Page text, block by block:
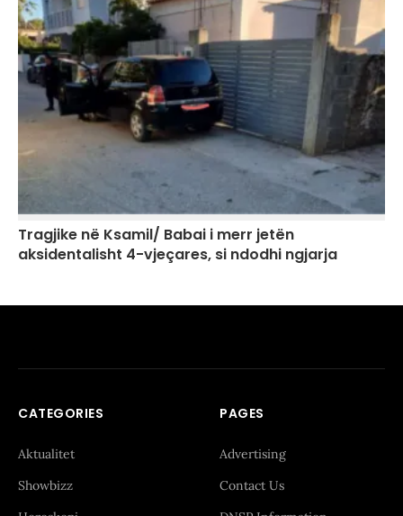
Tragjike në Ksamil/ Babai i merr jetën
aksidentalisht 4-vjeçares, si ndodhi ngjarja
CATEGORIES
Aktualitet
Showbizz
PAGES
Advertising
Contact Us